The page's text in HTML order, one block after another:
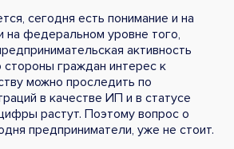
сегодня есть понимание и на
на федеральном уровне того,
активность
граждан интерес к
можно проследить по
в качестве ИП и в статусе
растут. Поэтому вопрос о
предприниматели, уже не стоит.